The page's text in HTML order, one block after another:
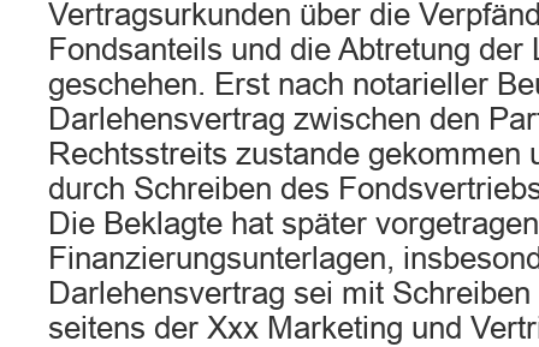
Vertragsurkunden über die
Fondsanteils und die Abtretung der
geschehen. Erst nach notarieller
Darlehensvertrag zwischen den
Rechtsstreits zustande gekommen
durch Schreiben des
Die Beklagte hat später
Finanzierungsunterlagen,
Darlehensvertrag sei mit
seitens der Xxx Marketing und